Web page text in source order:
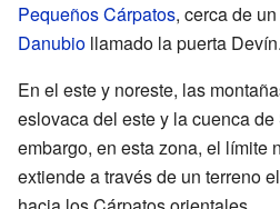
Pequeños Cárpatos, cerca de
Danubio llamado la puerta Devín.
En el este y noreste, las
eslovaca del este y la cuenca
embargo, en esta zona, el límite
extiende a través de un terreno